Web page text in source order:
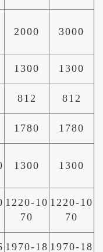
2000 3000
1300
1300
812
812
1780
1780
1300 1300
1220-10
70
1220-10
70
1970-18 1970-18